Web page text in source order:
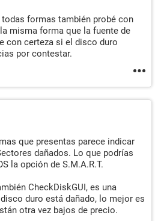
formas también probé con
misma forma que la fuente de
con certeza si el disco duro
por contestar.
que presentas parece indicar
dañados. Lo que podrías
la opción de S.M.A.R.T.
CheckDiskGUI, es una
duro está dañado, lo mejor es
otra vez bajos de precio.